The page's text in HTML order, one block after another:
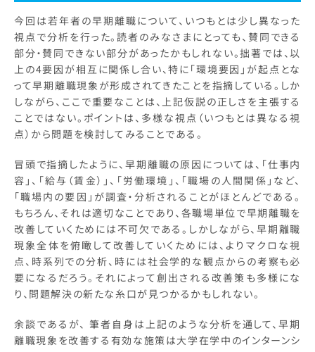
今回は若年者の早期離職について、いつもとは少し異なった
視点で分析を行った。読者のみなさまにとっても、賛同できる
部分・賛同できない部分があったかもしれない。拙著では、以
上の4要因が相互に関係し合い、特に「環境要因」が起点とな
って早期離職現象が形成されてきたことを指摘している。しか
しながら、ここで重要なことは、上記仮説の正しさを主張する
ことではない。ポイントは、多様な視点（いつもとは異なる視
点）から問題を検討してみることである。
冒頭で指摘したように、早期離職の原因については、「仕事内
容」、「給与（賃金）」、「労働環境」、「職場の人間関係」など、
「職場内の要因」が調査・分析されることがほとんどである。
もちろん、それは適切なことであり、各職場単位で早期離職を
改善していくためには不可欠である。しかしながら、早期離職
現象全体を俯瞰して改善していくためには、よりマクロな視
点、時系列での分析、時には社会学的な観点からの考察も必
要になるだろう。それによって創出される改善策も多様にな
り、問題解決の新たな糸口が見つかるかもしれない。
余談であるが、 筆者自身は上記のような分析を通して、早期
離職現象を改善する有効な施策は大学在学中のインターンシ